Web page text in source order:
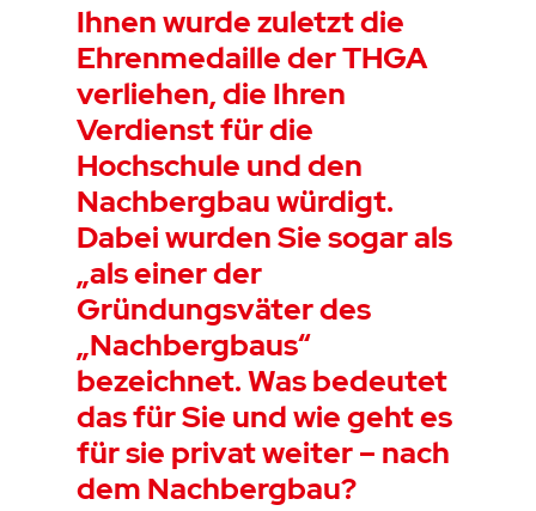
Ihnen wurde zuletzt die
Ehrenmedaille der THGA
verliehen, die Ihren
Verdienst für die
Hochschule und den
Nachbergbau würdigt.
Dabei wurden Sie sogar als
„als einer der
Gründungsväter des
„Nachbergbaus“
bezeichnet. Was bedeutet
das für Sie und wie geht es
für sie privat weiter – nach
dem Nachbergbau?